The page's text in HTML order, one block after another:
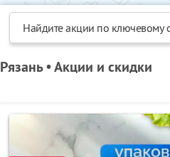
Рязань • Акции и скидки